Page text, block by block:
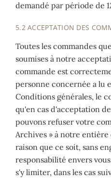
demandé par période de
5.2 ACCEPTATION DES
Toutes les commandes
soumises à notre
commande est
personne concernée a lu
Conditions générales, le
qu'en cas d'acceptation
pouvons refuser votre
Archives » à notre
raison que ce soit, sans
responsabilité envers
s'y limiter, dans les cas